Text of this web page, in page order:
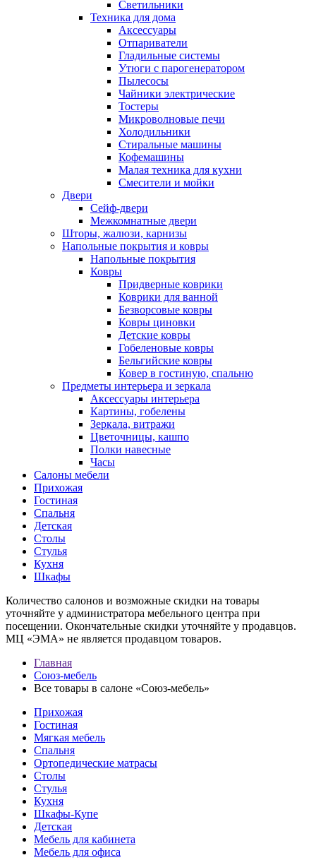
Светильники
Техника для дома
Аксессуары
Отпариватели
Гладильные системы
Утюги с парогенератором
Пылесосы
Чайники электрические
Тостеры
Микроволновые печи
Холодильники
Стиральные машины
Кофемашины
Малая техника для кухни
Смесители и мойки
Двери
Сейф-двери
Межкомнатные двери
Шторы, жалюзи, карнизы
Напольные покрытия и ковры
Напольные покрытия
Ковры
Придверные коврики
Коврики для ванной
Безворсовые ковры
Ковры циновки
Детские ковры
Гобеленовые ковры
Бельгийские ковры
Ковер в гостиную, спальню
Предметы интерьера и зеркала
Аксессуары интерьера
Картины, гобелены
Зеркала, витражи
Цветочницы, кашпо
Полки навесные
Часы
Салоны мебели
Прихожая
Гостиная
Спальня
Детская
Столы
Стулья
Кухня
Шкафы
Количество салонов и возможные скидки на товары
уточняйте у администратора мебельного центра при
посещении. Окончательные скидки уточняйте у продавцов.
МЦ «ЭМА» не является продавцом товаров.
Главная
Союз-мебель
Все товары в салоне «Союз-мебель»
Прихожая
Гостиная
Мягкая мебель
Спальня
Ортопедические матрасы
Столы
Стулья
Кухня
Шкафы-Купе
Детская
Мебель для кабинета
Мебель для офиса